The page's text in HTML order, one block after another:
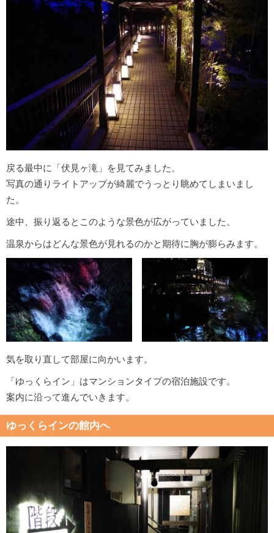
戻る最中に「伏見ヶ滝」を見てみました。
写真の通りライトアップが綺麗でうっとり眺めてしまいまし
た。
途中、振り返るとこのような景色が広がっていました。
温泉からはどんな景色が見れるのかと期待に胸が膨らみます。
気を取り直して部屋に向かいます。
「ゆっくらイン」はマンションタイプの宿泊施設です。
案内に沿って進んでいきます。
ゆっくらインの館内へ